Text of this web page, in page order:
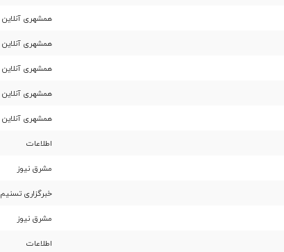
همشهری آنلاین
همشهری آنلاین
همشهری آنلاین
همشهری آنلاین
همشهری آنلاین
اطلاعات
مشرق نیوز
خبرگزاری تسنیم
مشرق نیوز
اطلاعات